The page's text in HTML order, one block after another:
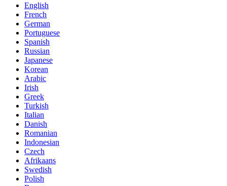
English
French
German
Portuguese
Spanish
Russian
Japanese
Korean
Arabic
Irish
Greek
Turkish
Italian
Danish
Romanian
Indonesian
Czech
Afrikaans
Swedish
Polish